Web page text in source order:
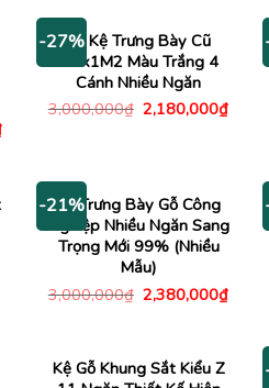
1,480,000₫.
Giá
3,480,000₫.
-27%Tủ Kệ Trưng Bày Cũ
2Mx1M2 Màu Trắng 4
Cánh Nhiều Ngăn
3,000,000₫ Giá
gốc
2,180,000₫Giá
-21%
Tủ Trưng Bày Gỗ Công
Nghiệp Nhiều Ngăn Sang
Trọng Mới 99% (Nhiều
Mẫu)
3,000,000₫ Giá
gốc
2,380,000₫Giá
Kệ Gỗ Khung Sắt Kiểu Z